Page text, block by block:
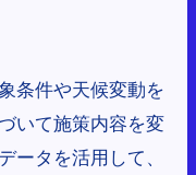
条件や天候変動を
いて施策内容を変
ータを活用して、